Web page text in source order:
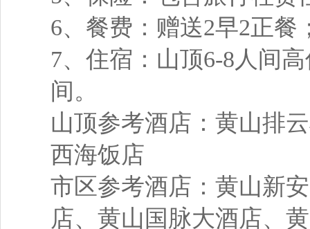
6、餐费：赠送2早2正餐
7、住宿：山顶6-8人间
间。
山顶参考酒店：黄山排
西海饭店
市区参考酒店：黄山新
店、黄山国脉大酒店、